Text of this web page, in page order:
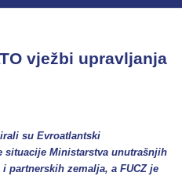
vježbi upravljanja
su Evroatlantski
situacije Ministarstva unutrašnjih
i partnerskih zemalja, a FUCZ je